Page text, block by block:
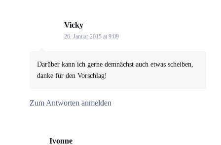
Vicky
26. Januar 2015 at 9:09
Darüber kann ich gerne demnächst auch etwas scheiben,
danke für den Vorschlag!
Zum Antworten anmelden
Ivonne